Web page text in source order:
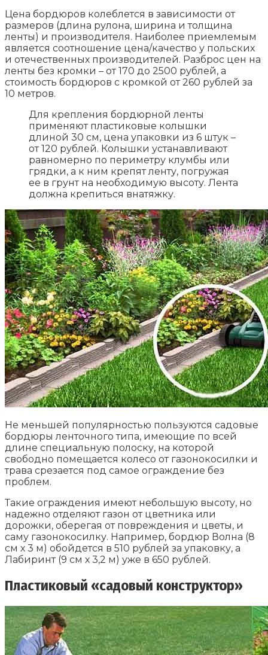
Цена бордюров колеблется в зависимости от
размеров (длина рулона, ширина и толщина
ленты) и производителя. Наиболее приемлемым
является соотношение цена/качество у польских
и отечественных производителей. Разброс цен на
ленты без кромки – от 170 до 2500 рублей, а
стоимость бордюров с кромкой от 260 рублей за
10 метров.
Для крепления бордюрной ленты
применяют пластиковые колышки
длиной 30 см, цена упаковки из 6 штук –
от 120 рублей. Колышки устанавливают
равномерно по периметру клумбы или
грядки, а к ним крепят ленту, погружая
ее в грунт на необходимую высоту. Лента
должна крепиться внатяжку.
Не меньшей популярностью пользуются садовые
бордюры ленточного типа, имеющие по всей
длине специальную полоску, на которой
свободно помещается колесо от газонокосилки и
трава срезается под самое ограждение без
проблем.
Такие ограждения имеют небольшую высоту, но
надежно отделяют газон от цветника или
дорожки, оберегая от повреждения и цветы, и
саму газонокосилку. Например, бордюр Волна (8
см х 3 м) обойдется в 510 рублей за упаковку, а
Лабиринт (9 см х 3,2 м) уже в 650 рублей.
Пластиковый «садовый конструктор»